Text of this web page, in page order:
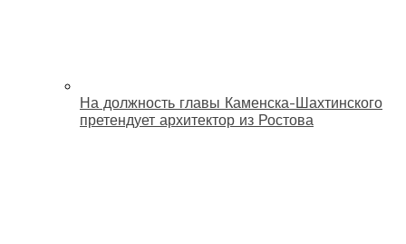
На должность главы Каменска-Шахтинского
претендует архитектор из Ростова